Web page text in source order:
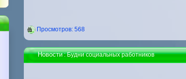
Проcмотров: 568
Новости: Будни социальных работников